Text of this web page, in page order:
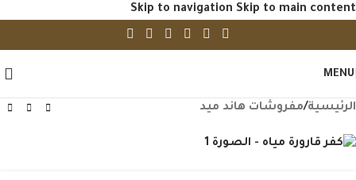
Skip to navigation Skip to main content
MENU
الرئيسية/مفروشات هاند ميد